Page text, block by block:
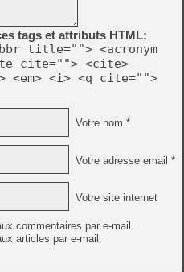
tags et attributs HTML:
title=""> <acronym
cite=""> <cite>
<em> <i> <q cite="">
Votre nom *
Votre adresse email *
Votre site internet
commentaires par e-mail.
articles par e-mail.